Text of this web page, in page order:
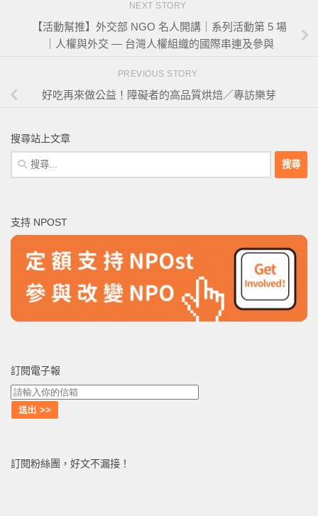
NEXT STORY
【活動幫推】外交部 NGO 名人開講｜系列活動第 5 場
｜人權與外交 — 台灣人權組織的國際串連及參與
PREVIOUS STORY
好吃再來做公益！障礙者的高品質烘焙／專訪樂芽
搜尋站上文章
搜
尋
字:
支持 NPOST
訂閱電子報
訂閱粉絲團，好文不漏接！